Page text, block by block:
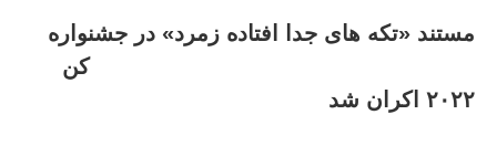
مستند «تکه های جدا افتاده زمرد» در جشنواره
کن
۲۰۲۲ اکران شد